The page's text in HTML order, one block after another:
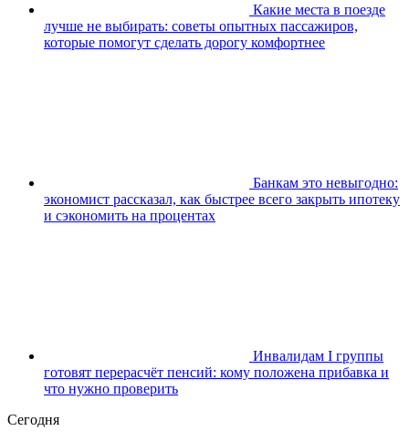
Какие места в поезде
лучше не выбирать: советы опытных пассажиров,
которые помогут сделать дорогу комфортнее
Банкам это невыгодно:
экономист рассказал, как быстрее всего закрыть ипотеку
и сэкономить на процентах
Инвалидам I группы
готовят перерасчёт пенсий: кому положена прибавка и
что нужно проверить
Сегодня